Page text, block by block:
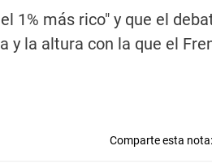
1% más rico" y que el
y la altura con la que el
Comparte esta nota: